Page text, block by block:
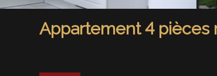
Appartement 4 pièces